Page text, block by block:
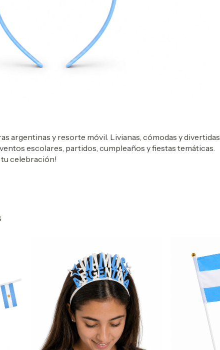
argentinas y resorte móvil. Livianas, cómodas y divertidas,
escolares, partidos, cumpleaños y fiestas temáticas.
tu celebración!